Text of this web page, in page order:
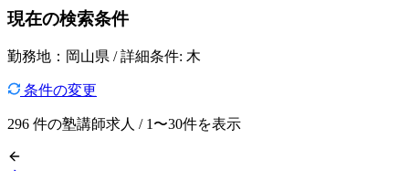
現在の検索条件
勤務地：岡山県 / 詳細条件: 木
条件の変更
296 件の塾講師求人 / 1〜30件を表示